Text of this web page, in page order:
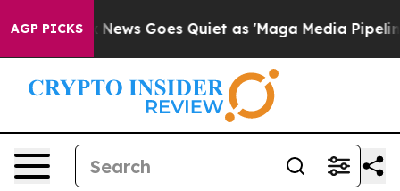
AGP PICKS
Fox News Goes Quiet as 'Maga Media Pipeline'